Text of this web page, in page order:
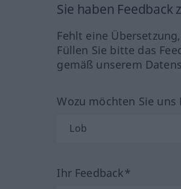
Sie haben
Fehlt eine
Füllen Sie bitte das
gemäß unserem
Wozu möchten Sie uns
Ihr Feedback*